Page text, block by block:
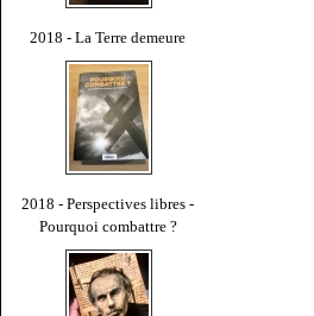
2018 - La Terre demeure
2018 - Perspectives libres -
Pourquoi combattre ?